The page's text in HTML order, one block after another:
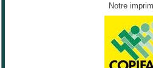
Notre